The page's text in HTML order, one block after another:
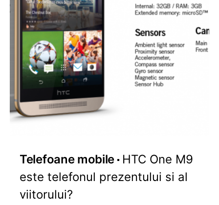
Telefoane mobile
HTC One M9
este telefonul prezentului si al
viitorului?